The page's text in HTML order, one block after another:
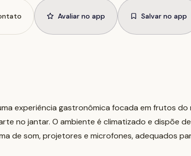
Avaliar no app Salvar no app
experiência gastronômica focada em frutos do
no jantar. O ambiente é climatizado e dispõe
de som, projetores e microfones, adequados